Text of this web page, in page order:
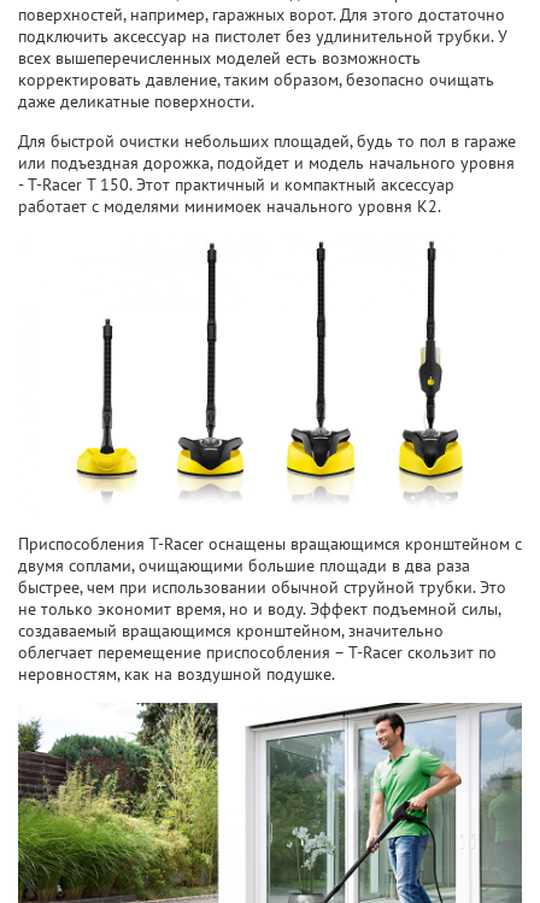
поверхностей, например, гаражных ворот. Для этого достаточно
подключить аксессуар на пистолет без удлинительной трубки. У
всех вышеперечисленных моделей есть возможность
корректировать давление, таким образом, безопасно очищать
даже деликатные поверхности.
Для быстрой очистки небольших площадей, будь то пол в гараже
или подъездная дорожка, подойдет и модель начального уровня
- T-Racer T 150. Этот практичный и компактный аксессуар
работает с моделями минимоек начального уровня K2.
Приспособления T-Racer оснащены вращающимся кронштейном с
двумя соплами, очищающими большие площади в два раза
быстрее, чем при использовании обычной струйной трубки. Это
не только экономит время, но и воду. Эффект подъемной силы,
создаваемый вращающимся кронштейном, значительно
облегчает перемещение приспособления – T-Racer скользит по
неровностям, как на воздушной подушке.